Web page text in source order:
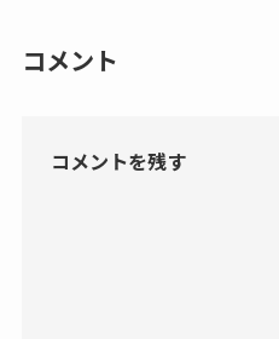
コメント
コメントを残す